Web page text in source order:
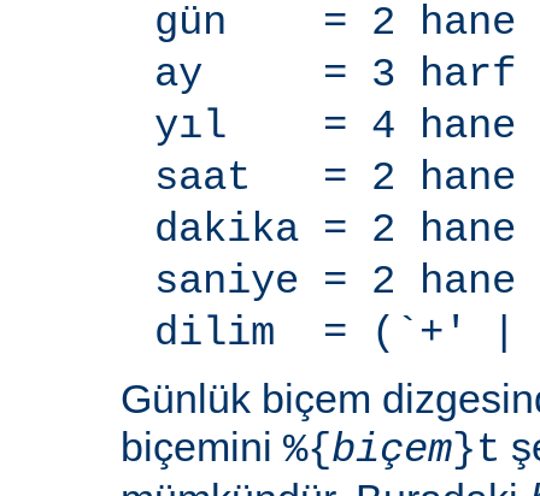
gün = 2 hane
ay = 3 harf
yıl = 4 hane
saat = 2 hane
dakika = 2 hane
saniye = 2 hane
dilim = (`+' |
Günlük biçem
biçemini %{ biçem }t